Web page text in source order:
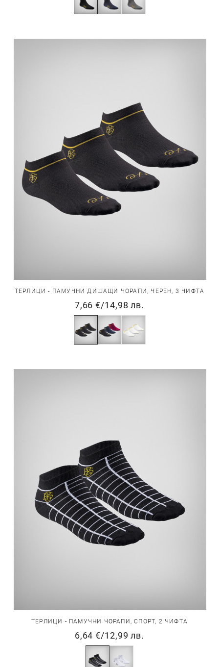
ТЕРЛИЦИ - ПАМУЧНИ ДИШАЩИ ЧОРАПИ, ЧЕРЕН, 3 ЧИФТА
7,66 €/14,98 лв.
ТЕРЛИЦИ - ПАМУЧНИ ЧОРАПИ, СПОРТ, 2 ЧИФТА
6,64 €/12,99 лв.